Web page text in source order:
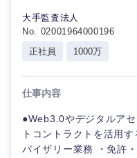
海外
大手監査法人
No. 02001964000196
正社員
1000万
仕事内容
●Web3.0やデジタルア
トコントラクトを活用
バイザリー業務 ・免許